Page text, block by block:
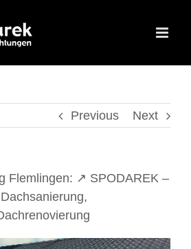
Previous Next
Flemlingen: ↗️ SPODAREK –